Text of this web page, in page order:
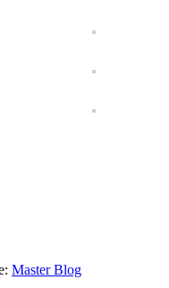
Master Blog